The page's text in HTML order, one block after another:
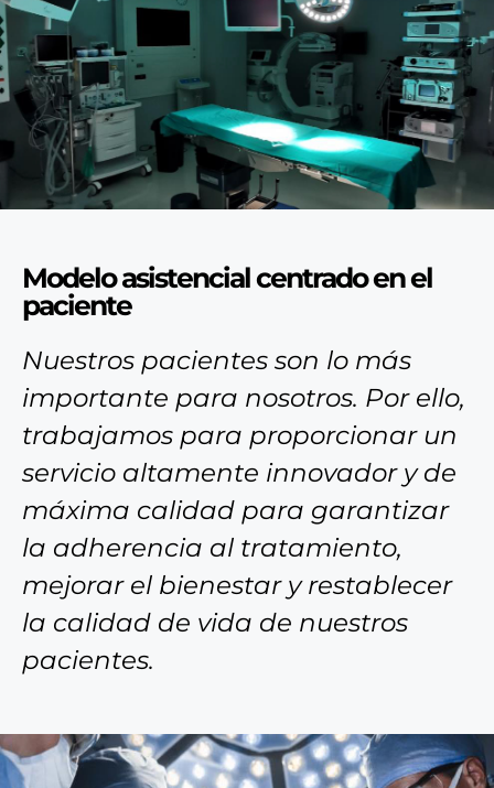
Modelo asistencial centrado en el
paciente
Nuestros pacientes son lo más
importante para nosotros. Por ello,
trabajamos para proporcionar un
servicio altamente innovador y de
máxima calidad para garantizar
la adherencia al tratamiento,
mejorar el bienestar y restablecer
la calidad de vida de nuestros
pacientes.